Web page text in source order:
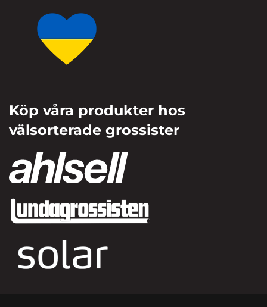
Köp våra produkter hos
välsorterade grossister